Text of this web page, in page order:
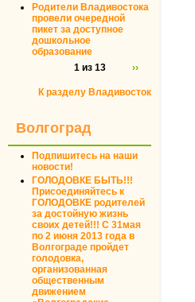
Родители Владивостока
провели очередной
пикет за доступное
дошкольное
образование
1 из 13
››
К разделу Владивосток
Волгоград
Подпишитесь на наши
новости!
ГОЛОДОВКЕ БЫТЬ!!!
Присоединяйтесь к
ГОЛОДОВКЕ родителей
за достойную жизнь
своих детей!!! С 31мая
по 2 июня 2013 года в
Волгограде пройдет
голодовка,
организованная
общественным
движением